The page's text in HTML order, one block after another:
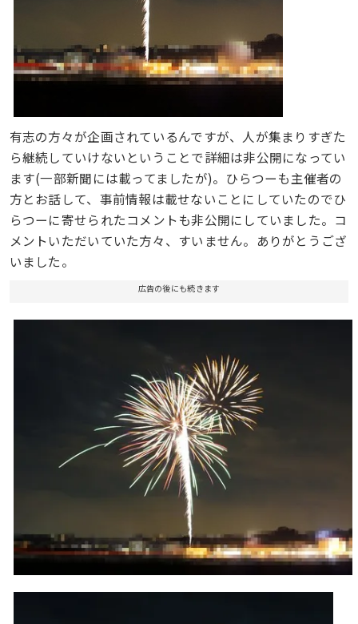
有志の方々が企画されているんですが、人が集まりすぎた
ら継続していけないということで詳細は非公開になってい
ます(一部新聞には載ってましたが)。ひらつーも主催者の
方とお話して、事前情報は載せないことにしていたのでひ
らつーに寄せられたコメントも非公開にしていました。コ
メントいただいていた方々、すいません。ありがとうござ
いました。
広告の後にも続きます